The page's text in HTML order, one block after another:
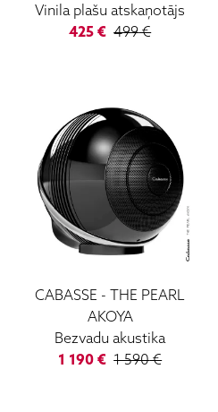
Vinila plašu atskaņotājs
425 € 499€
CABASSE -THE PEARL
AKOYA
Bezvadu akustika
1 190 € 1 590€